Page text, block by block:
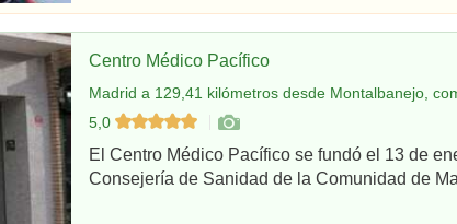
Centro Médico Pacífico
Madrid a 129,41 kilómetros desde Montalbanejo,
5,0
El Centro Médico Pacífico se fundó el 13 de
Consejería de Sanidad de la Comunidad de